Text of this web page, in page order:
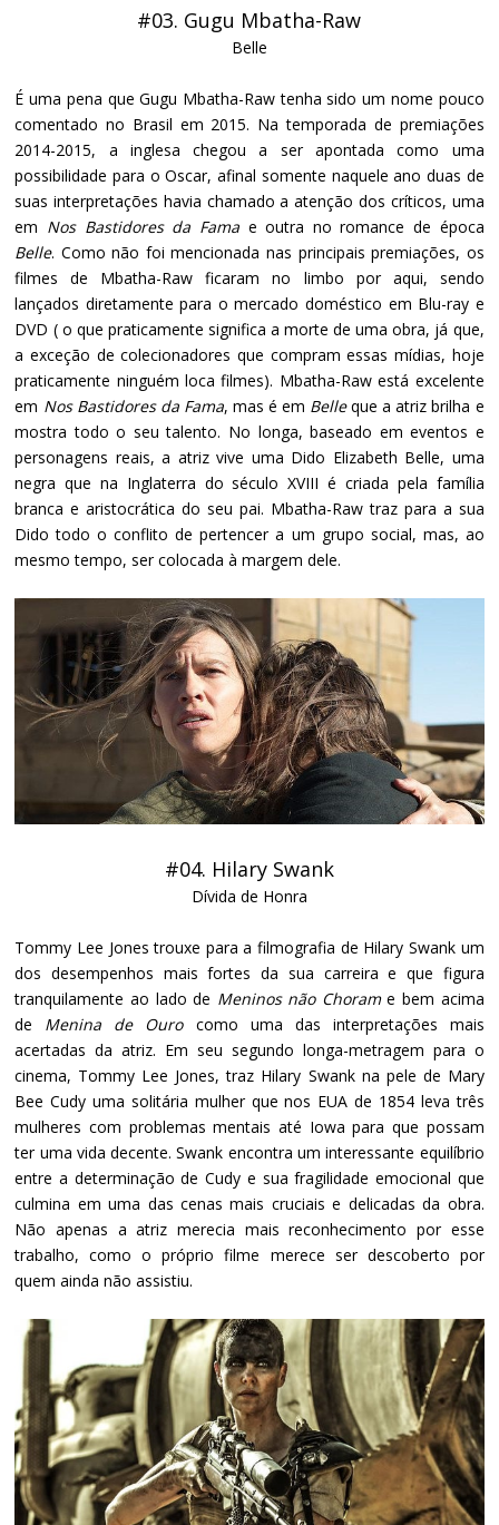
#03. Gugu Mbatha-Raw
Belle
É uma pena que Gugu Mbatha-Raw tenha sido um nome pouco
comentado no Brasil em 2015. Na temporada de premiações
2014-2015, a inglesa chegou a ser apontada como uma
possibilidade para o Oscar, afinal somente naquele ano duas de
suas interpretações havia chamado a atenção dos críticos, uma
em Nos Bastidores da Fama e outra no romance de época
Belle. Como não foi mencionada nas principais premiações, os
filmes de Mbatha-Raw ficaram no limbo por aqui, sendo
lançados diretamente para o mercado doméstico em Blu-ray e
DVD ( o que praticamente significa a morte de uma obra, já que,
a exceção de colecionadores que compram essas mídias, hoje
praticamente ninguém loca filmes). Mbatha-Raw está excelente
em Nos Bastidores da Fama, mas é em Belleque a atriz brilha e
mostra todo o seu talento. No longa, baseado em eventos e
personagens reais, a atriz vive uma Dido Elizabeth Belle, uma
negra que na Inglaterra do século XVIII é criada pela família
branca e aristocrática do seu pai. Mbatha-Raw traz para a sua
Dido todo o conflito de pertencer a um grupo social, mas, ao
mesmo tempo, ser colocada à margem dele.
#04. Hilary Swank
Dívida de Honra
Tommy Lee Jones trouxe para a filmografia de Hilary Swank um
dos desempenhos mais fortes da sua carreira e que figura
tranquilamente ao lado de Meninos não Chorame bem acima
de Menina de Ouro como uma das interpretações mais
acertadas da atriz. Em seu segundo longa-metragem para o
cinema, Tommy Lee Jones, traz Hilary Swank na pele de Mary
Bee Cudy uma solitária mulher que nos EUA de 1854 leva três
mulheres com problemas mentais até Iowa para que possam
ter uma vida decente. Swank encontra um interessante equilíbrio
entre a determinação de Cudy e sua fragilidade emocional que
culmina em uma das cenas mais cruciais e delicadas da obra.
Não apenas a atriz merecia mais reconhecimento por esse
trabalho, como o próprio filme merece ser descoberto por
quem ainda não assistiu.